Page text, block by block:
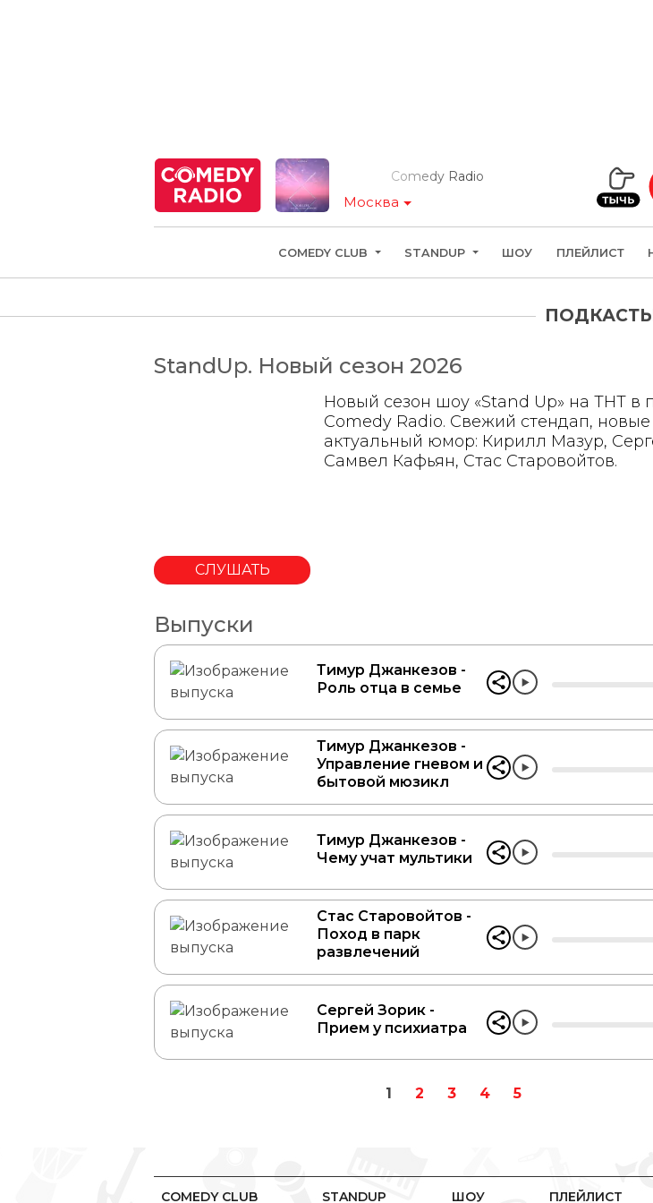
Москва
Comedy Radio
COMEDY CLUB STANDUP ШОУ ПЛЕЙЛИСТ
StandUp. Новый сезон 2026
Новый сезон шоу «Stand Up» на ТНТ в
Comedy Radio. Свежий стендап,
актуальный юмор: Кирилл Мазур,
Самвел Кафьян, Стас Старовойтов.
СЛУШАТЬ
Выпуски
Тимур Джанкезов -
Роль отца в семье
Тимур Джанкезов -
Управление гневом и
бытовой мюзикл
Тимур Джанкезов -
Чему учат мультики
Стас Старовойтов -
Поход в парк
развлечений
Сергей Зорик -
Прием у психиатра
1 2 3 4 5
COMEDY CLUB STANDUP ШОУ ПЛЕЙЛИСТ